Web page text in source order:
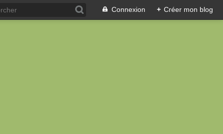
Connexion + Créer mon blog